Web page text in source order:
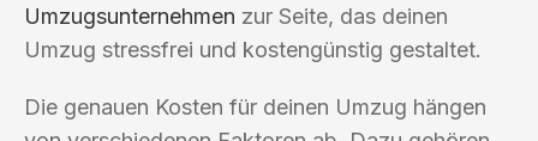
Umzugsunternehmen zur Seite, das deinen
Umzug stressfrei und kostengünstig gestaltet.
Die genauen Kosten für deinen Umzug hängen